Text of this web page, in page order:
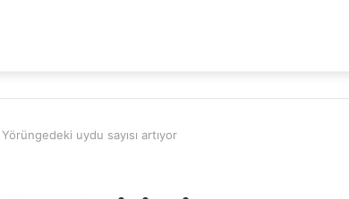
uydu sayısı artıyor